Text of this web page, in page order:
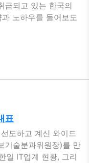
급되고 있는 한국의
노하우를 들어보도
표
도하고 계신 와이드
기술분과위원장)를 만
일 IT업계 현황, 그리